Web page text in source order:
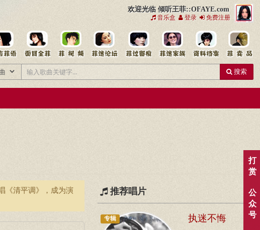
欢迎光临 倾听王菲::OFAYE.com
音乐盒 登录 免费注册
搜索
《清平调》，成为演
推荐唱片
专辑 执迷不悔
打
赏
公
众
号